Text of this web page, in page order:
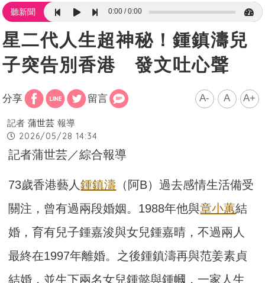
聽新聞 0:00 0:00
星二代人生超神秘！鍾鎮濤兒
子突告別香港 發文吐心聲
分享 留言 A- A A+
記者 蒲世芸 報導
2026/05/28 14:34
記者蒲世芸／綜合報導
73歲香港藝人鍾鎮濤 （阿B）過去感情生活備受
關注，曾有過兩段婚姻。1988年他與章小蕙結
婚，育有兒子鍾嘉浚與女兒鍾嘉晴，不過兩人
最終在1997年離婚。之後鍾鎮濤再與范姜素貞
結婚，並生下兩名女兒鍾懿與鍾幗，一家人生